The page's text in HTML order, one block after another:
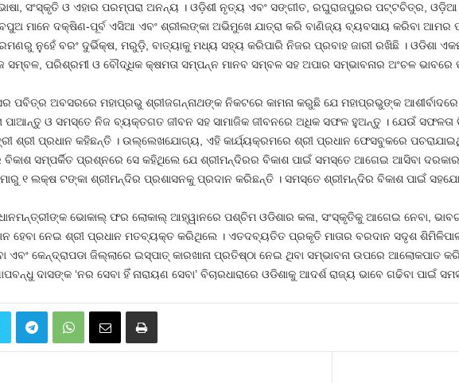
ସଂସ୍କୃତି ଓ ଏହାର ପରମ୍ପରା ଅନନ୍ୟ । ଓଡ଼ିଶୀ ନୃତ୍ୟ ଏବଂ ସଙ୍ଗୀତ, ରଘୁରାଜପୁରର ପଟ୍ଟଚିତ୍ର,
ମାନେ ଦକ୍ଷିଣ-ପୂର୍ବ ଏସିଆ ଏବଂ ଶ୍ରୀଲଙ୍କା ଅଭିମୁଖେ ଯାତ୍ରା କରି ବାଣିଜ୍ୟ ବ୍ୟବସାୟ କରିବା ଆମର
ନୁହେଁ ବରଂ ଦୁର୍ଭିକ୍ଷ, ମରୁଡ଼ି, ବାତ୍ୟାକୁ ମଧ୍ୟ ସହ୍ୟ କରିପାରି ନିଜର ପ୍ରବାହ ଜାରୀ ରଖିଛି । ଓଡିଶା
ସମ୍ବଳ, ପରିଶ୍ରମୀ ଓ ବୌଦ୍ଧିକ କ୍ଷମତା ସମ୍ପନ୍ନ ମାନବ ସମ୍ବଳ ସହ ଅପାର ସମ୍ଭାବନାର ଅଂଚଳ
ପବିତ୍ର ଅବସରରେ ମହାପ୍ରଭୁ ଶ୍ରୀଜଗନ୍ନାଥଙ୍କ ନିକଟରେ କାମନା କରୁଛି ଯେ ମହାପ୍ରଭୁଙ୍କ
ପାଆନ୍ତୁ ଓ ସମସ୍ତେ ନିଜ ବ୍ୟକ୍ତଗତ ଜୀବନ ସହ ସାମାଜିକ ଜୀବନରେ ଅଧିକ ସଫଳ ହୁଅନ୍ତୁ । ଯେଉଁ
ଶ୍ରୀ ପ୍ରଧାନ କହିଛନ୍ତି । ଉଲ୍ଲେଖଯୋଗ୍ୟ, ଏହି କାର୍ଯ୍ୟକ୍ରମରେ ଶ୍ରୀ ପ୍ରଧାନ ଫେସବୁକରେ
ସମ୍ପର୍କିତ ପ୍ରଶ୍ନରେ ସେ କହିଥିଲେ ଯେ ଶ୍ରୀମନ୍ଦିରର ବିକାଶ ପାଇଁ ସମସ୍ତେ ଆଗେଇ ଆସିବା
୧ ଲକ୍ଷ ଟଙ୍କା ଶ୍ରୀମନ୍ଦିର ପ୍ରଶାସନକୁ ପ୍ରଦାନ କରିଛନ୍ତି । ସମସ୍ତେ ଶ୍ରୀମନ୍ଦିର ବିକାଶ ପାଇଁ
ଭୋକାଲ୍ ଫର ଲୋକାଲ୍ ଆହ୍ୱାନରେ ପଶ୍ଚିମ ଓଡିଶାର କଳା, ସଂସ୍କୃତିକୁ ଆଗେଇ ନେବା,
ହେବା ନେଇ ଶ୍ରୀ ପ୍ରଧାନ ମତବ୍ୟକ୍ତ କରିଥିଲେ । ଏତଦବ୍ୟତିତ ପ୍ରକୃତି ମାତାର ବରଦାନ ସଦୃଶ
ଏବଂ କେନ୍ଦ୍ରାପଡା ଜିଲ୍ଲାରେ ଇସ୍ପାତ୍ କାରଖାନା ପ୍ରତିଷ୍ଠା ନେଇ ଥିବା ସମ୍ଭାବନା ଉପରେ ଆଲୋକପାତ
ଦାସଙ୍କ ‘ନର ସେବା ହିଁ ନାରାୟଣ ସେବା’ ବିଚାରଧାରାରେ ଓଡିଶାକୁ ଆଦର୍ଶ ରାଜ୍ୟ ଭାବେ ଗଢିବା ପାଇଁ